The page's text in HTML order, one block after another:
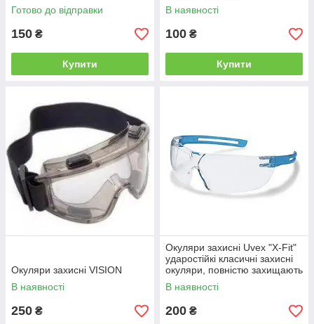
Готово до відправки
150 ₴
Купити
В наявності
100 ₴
Купити
Окуляри захисні VISION
В наявності
250 ₴
Окуляри захисні Uvex "X-Fit"
ударостійкі класичні захисні
окуляри, повністю захищають
зону ока
В наявності
200 ₴